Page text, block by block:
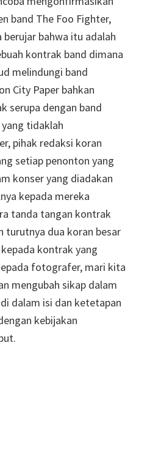
band The Foo Fighter,
berujar bahwa itu adalah
kontrak band dimana
melindungi band
City Paper bahkan
serupa dengan band
tidaklah
pihak redaksi koran
setiap penonton yang
konser yang diadakan
kepada mereka
tanda tangan kontrak
turutnya dua koran besar
kontrak yang
fotografer, mari kita
mengubah sikap dalam
dalam isi dan ketetapan
kebijakan